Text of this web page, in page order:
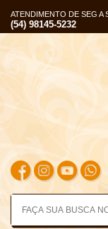
ATENDIMENTO DE SEG A
(54) 98145-5232